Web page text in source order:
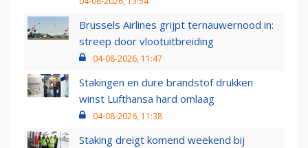
Brussels Airlines grijpt ternauwernood in:
streep door vlootuitbreiding
04-08-2026, 11:47
Stakingen en dure brandstof drukken
winst Lufthansa hard omlaag
04-08-2026, 11:38
Staking dreigt komend weekend bij